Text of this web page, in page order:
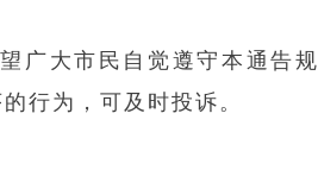
广大市民自觉遵守本通告规
行为，可及时投诉。